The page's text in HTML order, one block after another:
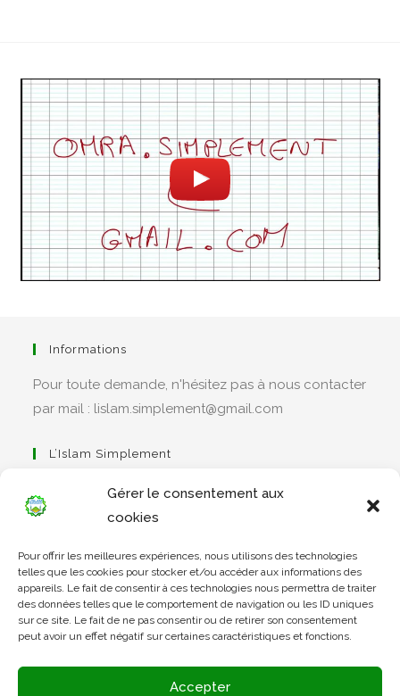
Gérer le consentement aux
cookies
Pour offrir les meilleures expériences, nous utilisons des technologies
telles que les cookies pour stocker et/ou accéder aux informations des
appareils. Le fait de consentir à ces technologies nous permettra de traiter
des données telles que le comportement de navigation ou les ID uniques
sur ce site. Le fait de ne pas consentir ou de retirer son consentement
peut avoir un effet négatif sur certaines caractéristiques et fonctions.
Accepter
Informations
Pour toute demande, n'hésitez pas à nous contacter
par mail : lislam.simplement@gmail.com
L’Islam Simplement
dans
un
nouvel
onglet
Apprendre Le Coran Simplement